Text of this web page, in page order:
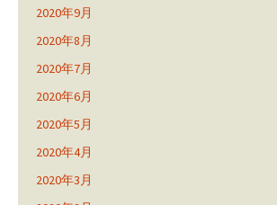
2020年9月
2020年8月
2020年7月
2020年6月
2020年5月
2020年4月
2020年3月